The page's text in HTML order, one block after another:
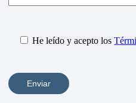
He leído y acepto los